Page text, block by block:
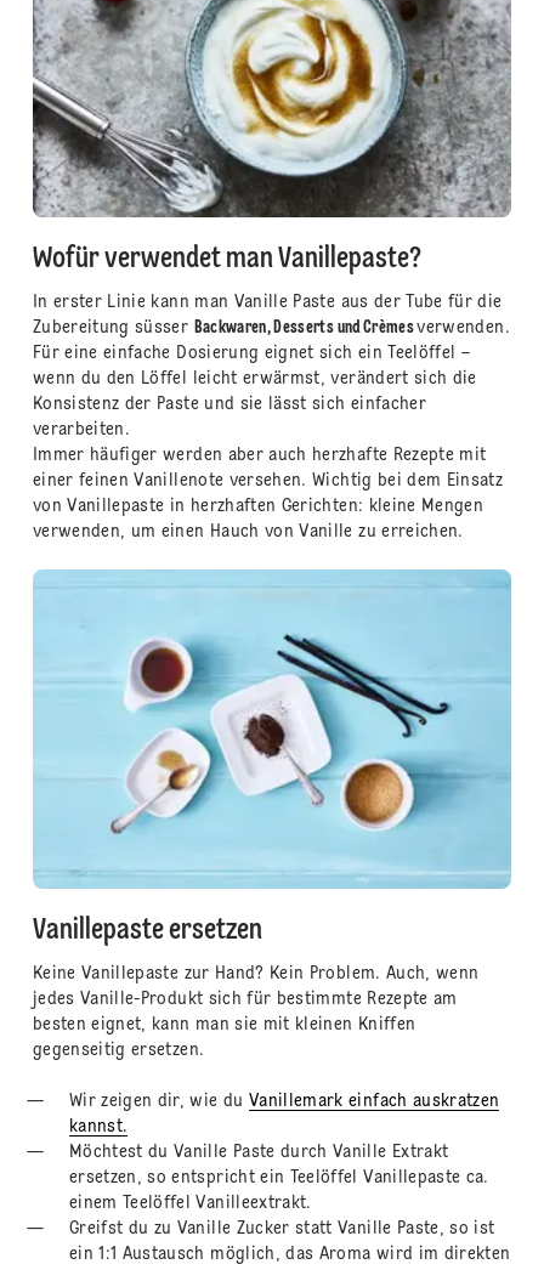
Wofür verwendet man Vanillepaste?
In erster Linie kann man Vanille Paste aus der Tube für die
Zubereitung süsser Backwaren, Desserts und Crèmesverwenden.
Für eine einfache Dosierung eignet sich ein Teelöffel –
wenn du den Löffel leicht erwärmst, verändert sich die
Konsistenz der Paste und sie lässt sich einfacher
verarbeiten.
Immer häufiger werden aber auch herzhafte Rezepte mit
einer feinen Vanillenote versehen. Wichtig bei dem Einsatz
von Vanillepaste in herzhaften Gerichten: kleine Mengen
verwenden, um einen Hauch von Vanille zu erreichen.
Vanillepaste ersetzen
Keine Vanillepaste zur Hand? Kein Problem. Auch, wenn
jedes Vanille-Produkt sich für bestimmte Rezepte am
besten eignet, kann man sie mit kleinen Kniffen
gegenseitig ersetzen.
Wir zeigen dir, wie du Vanillemark einfach auskratzen
kannst.
Möchtest du Vanille Paste durch Vanille Extrakt
ersetzen, so entspricht ein Teelöffel Vanillepaste ca.
einem Teelöffel Vanilleextrakt.
Greifst du zu Vanille Zucker statt Vanille Paste, so ist
ein 1:1 Austausch möglich, das Aroma wird im direkten